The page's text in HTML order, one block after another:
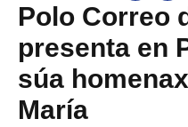
Polo Correo
presenta en
súa
María